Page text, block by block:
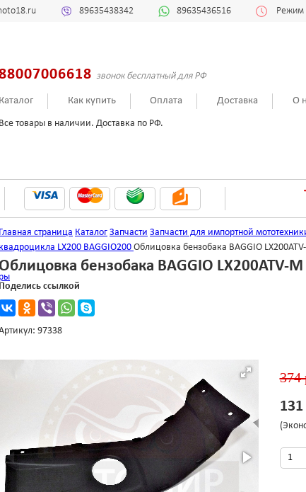
89635438342 89635436516 Режим
звонок бесплатный для РФ
Каталог Как купить Оплата Доставка О
Все товары в наличии. Доставка по РФ.
Главная страница Каталог Запчасти Запчасти для импортной
квадроцикла LX200 BAGGIO200 Облицовка бензобака BАGGIO
Облицовка бензобака BАGGIO LX200ATV-
Поделись ссылкой
97338
374